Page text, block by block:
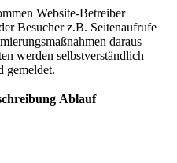
Website-Betreiber
Besucher z.B. Seitenaufrufe
daraus
werden selbstverständlich
gemeldet.
Ablauf